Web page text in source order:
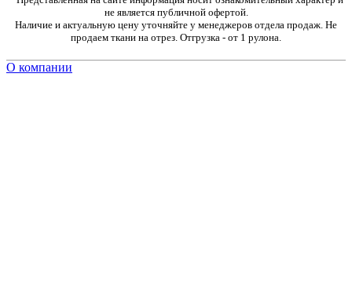
не является публичной офертой.
Наличие и актуальную цену уточняйте у менеджеров отдела продаж. Не
продаем ткани на отрез. Отгрузка - от 1 рулона.
О компании